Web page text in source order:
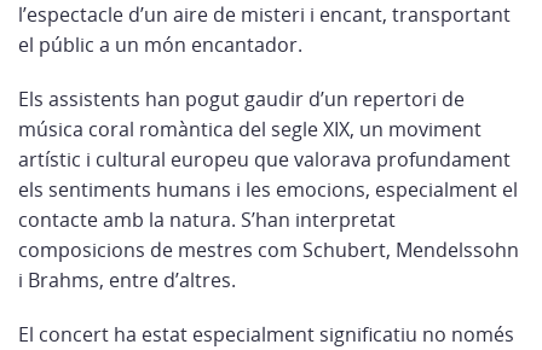
l’espectacle d’un aire de misteri i encant, transportant
el públic a un món encantador.
Els assistents han pogut gaudir d’un repertori de
música coral romàntica del segle XIX, un moviment
artístic i cultural europeu que valorava profundament
els sentiments humans i les emocions, especialment el
contacte amb la natura. S’han interpretat
composicions de mestres com Schubert, Mendelssohn
i Brahms, entre d’altres.
El concert ha estat especialment significatiu no només